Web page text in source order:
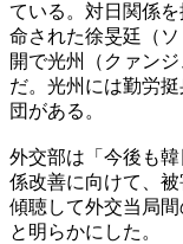
ている。対日関係
命された徐旻廷（
開で光州（クァン
だ。光州には勤労
団がある。
外交部は「今後も
係改善に向けて、
傾聴して外交当局
と明らかにした。